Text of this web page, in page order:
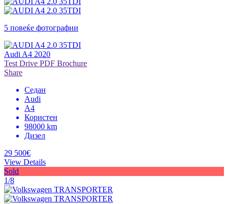
5 повеќе фотографии
Audi A4 2020
Test Drive PDF Brochure
Share
Седан
Audi
A4
Користен
98000 km
Дизел
29 500€
View Details
Sold
1/8